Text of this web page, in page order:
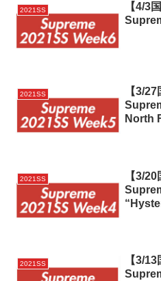
2021SS
【4/3
2021SS
【3/
North
2021SS
【3/
2021SS
【3/